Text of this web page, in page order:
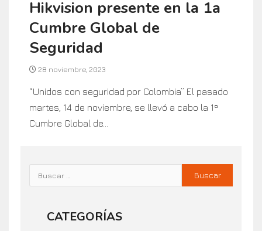
Hikvision presente en la 1a
Cumbre Global de
Seguridad
28 noviembre, 2023
“Unidos con seguridad por Colombia” El pasado
martes, 14 de noviembre, se llevó a cabo la 1ª
Cumbre Global de...
CATEGORÍAS